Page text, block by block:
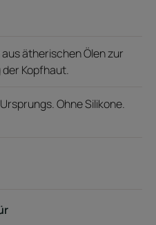
ätherischen Ölen zur
Kopfhaut.
Ohne Silikone.